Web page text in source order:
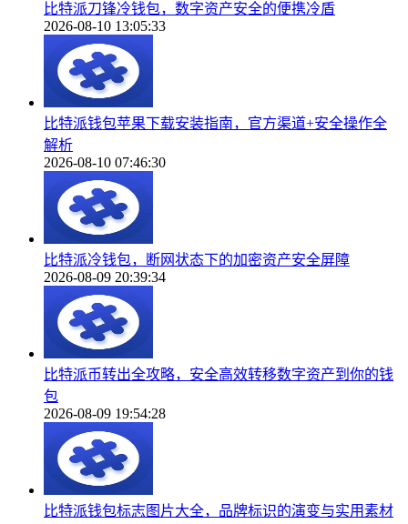
比特派刀锋冷钱包，数字资产安全的便携冷盾
2026-08-10 13:05:33
比特派钱包苹果下载安装指南，官方渠道+安全操作全
解析
2026-08-10 07:46:30
比特派冷钱包，断网状态下的加密资产安全屏障
2026-08-09 20:39:34
比特派币转出全攻略，安全高效转移数字资产到你的钱
包
2026-08-09 19:54:28
比特派钱包标志图片大全，品牌标识的演变与实用素材